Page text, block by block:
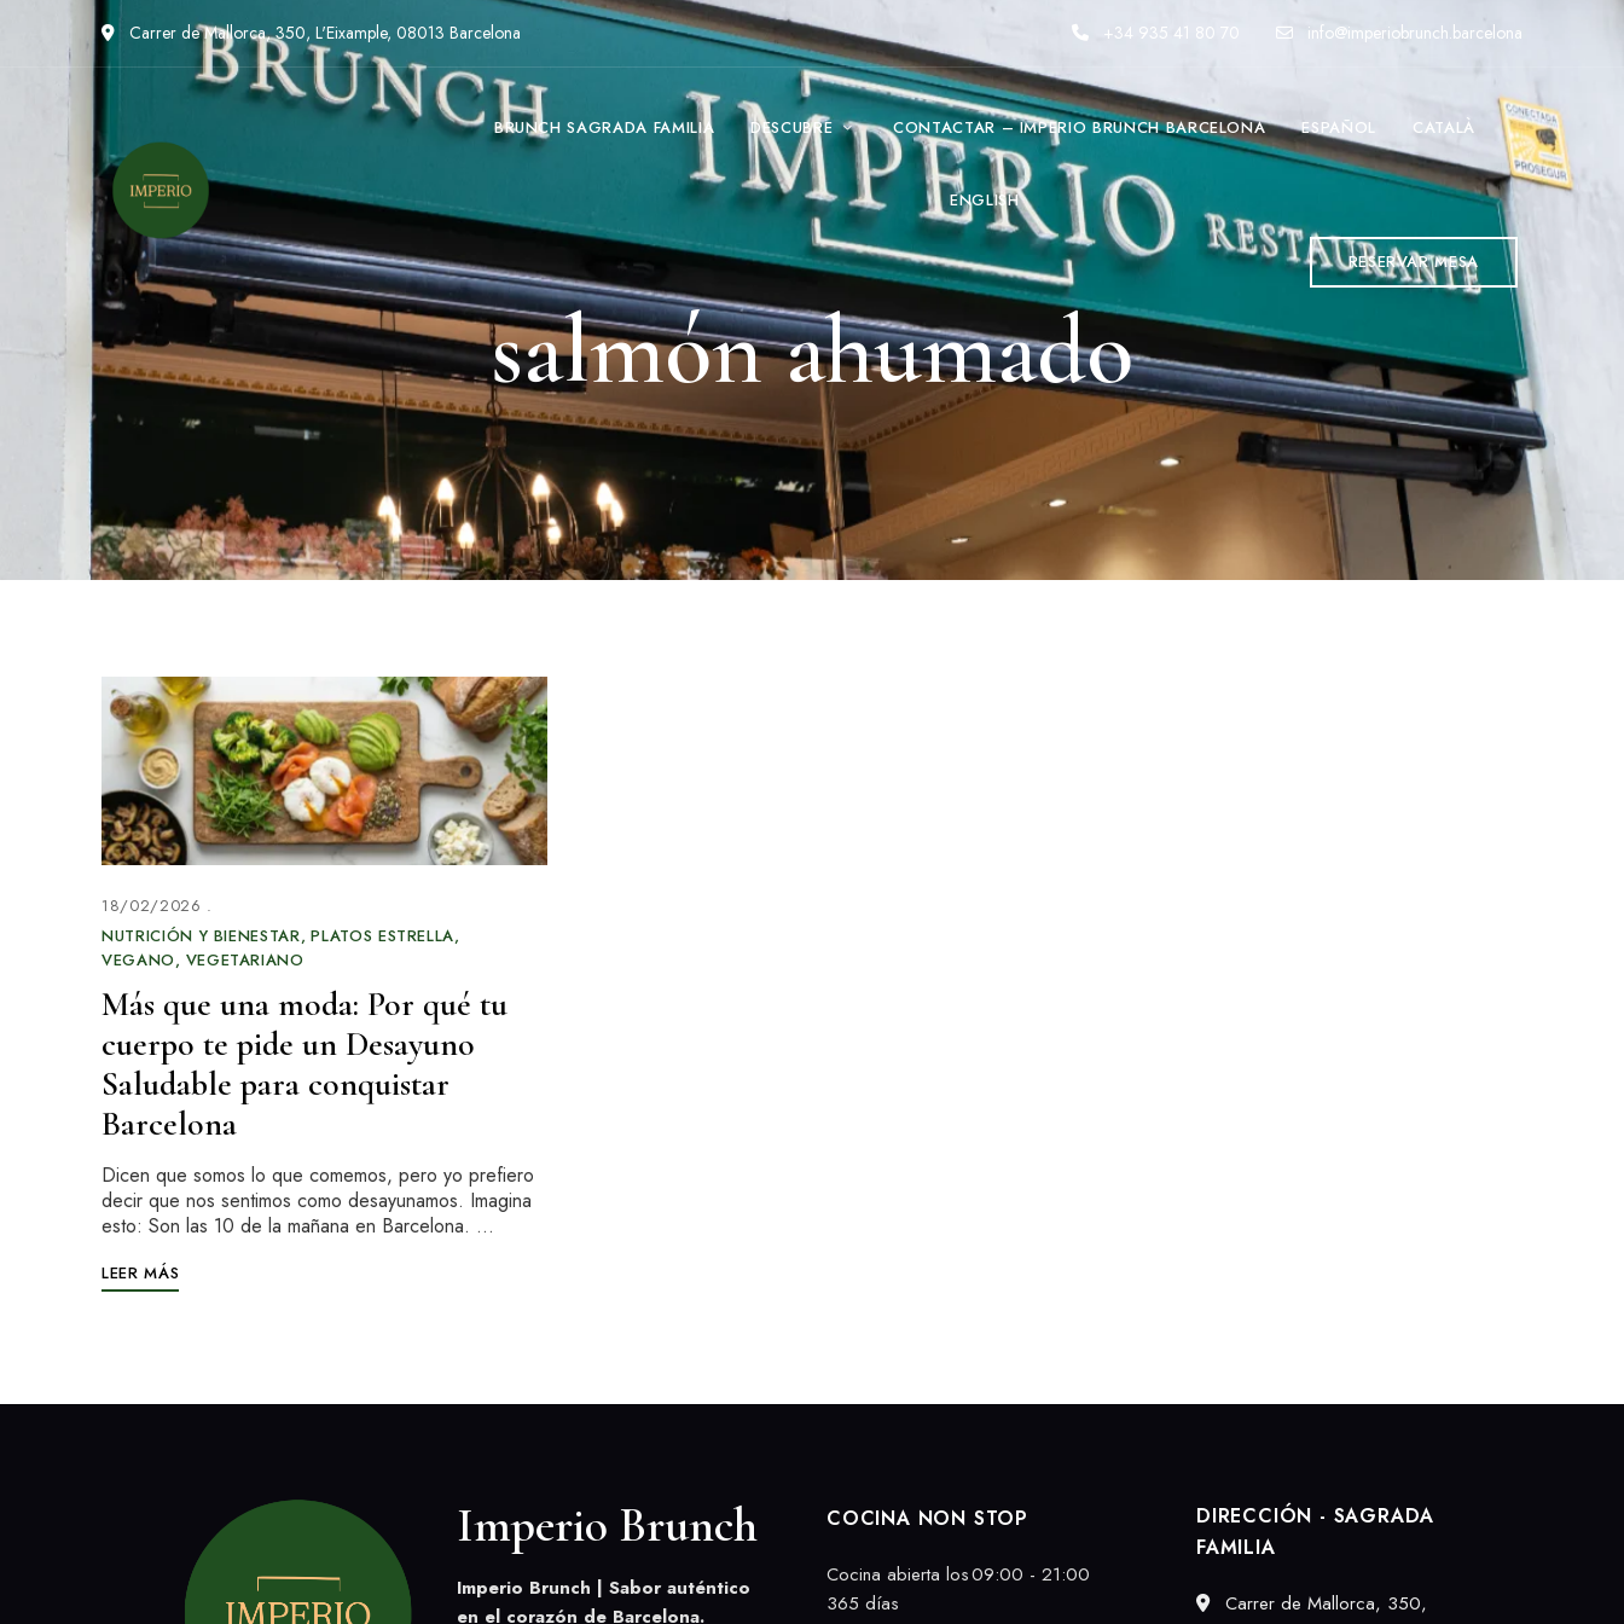
Carrer de Mallorca, 350, L'Eixample, 08013 Barcelona +34 935 41 80 70 info@imperiobrunch.barcelona
BRUNCH SAGRADA FAMILIA DESCUBRE CONTACTAR – IMPERIO BRUNCH BARCELONA ESPAÑOL CATALÀ
ENGLISH
RESERVAR MESA
salmón ahumado
18/02/2026
NUTRICIÓN Y BIENESTAR PLATOS ESTRELLA
VEGANO VEGETARIANO
Más que una moda: Por qué tu
cuerpo te pide un Desayuno
Saludable para conquistar
Barcelona
Dicen que somos lo que comemos, pero yo prefiero
decir que nos sentimos como desayunamos. Imagina
esto: Son las 10 de la mañana en Barcelona. …
LEER MÁS
Imperio Brunch
Imperio Brunch | Sabor auténtico
en el corazón de Barcelona.
COCINA NON STOP
Cocina abierta los
365 días
09:00 - 21:00
DIRECCIÓN - SAGRADA
FAMILIA
Carrer de Mallorca, 350,